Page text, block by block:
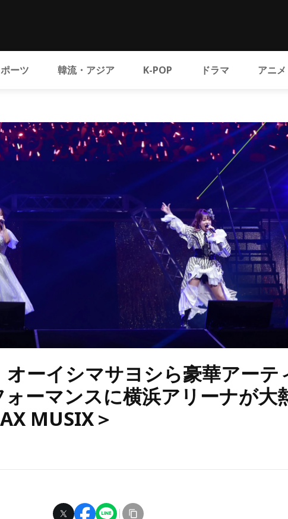
ーツ 韓流・アジア K-POP ドラマ アニ
オーイシマサヨシら豪華アーテ
ーマンスに横浜アリーナが大
MUSIX＞